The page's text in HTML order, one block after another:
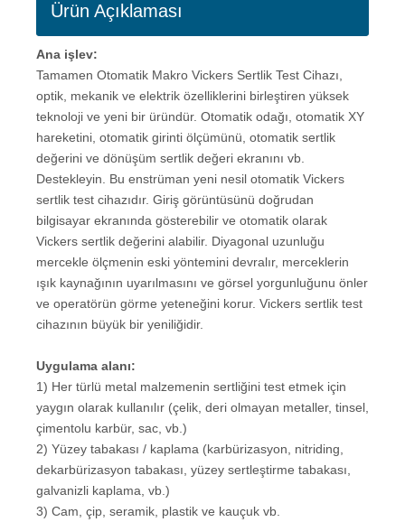
Ürün Açıklaması
Ana işlev:
Tamamen Otomatik Makro Vickers Sertlik Test Cihazı,
optik, mekanik ve elektrik özelliklerini birleştiren yüksek
teknoloji ve yeni bir üründür. Otomatik odağı, otomatik XY
hareketini, otomatik girinti ölçümünü, otomatik sertlik
değerini ve dönüşüm sertlik değeri ekranını vb.
Destekleyin. Bu enstrüman yeni nesil otomatik Vickers
sertlik test cihazıdır. Giriş görüntüsünü doğrudan
bilgisayar ekranında gösterebilir ve otomatik olarak
Vickers sertlik değerini alabilir. Diyagonal uzunluğu
mercekle ölçmenin eski yöntemini devralır, merceklerin
ışık kaynağının uyarılmasını ve görsel yorgunluğunu önler
ve operatörün görme yeteneğini korur. Vickers sertlik test
cihazının büyük bir yeniliğidir.
Uygulama alanı:
1) Her türlü metal malzemenin sertliğini test etmek için
yaygın olarak kullanılır (çelik, deri olmayan metaller, tinsel,
çimentolu karbür, sac, vb.)
2) Yüzey tabakası / kaplama (karbürizasyon, nitriding,
dekarbürizasyon tabakası, yüzey sertleştirme tabakası,
galvanizli kaplama, vb.)
3) Cam, çip, seramik, plastik ve kauçuk vb.